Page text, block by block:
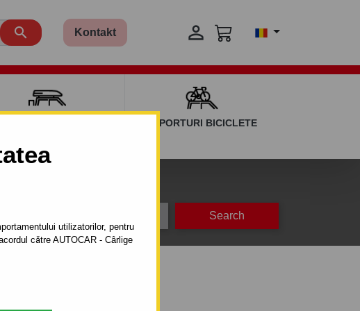
utilizatorilor, pentru
către AUTOCAR - Cârlige
 Kontakt 
SUPORTURI BICICLETE